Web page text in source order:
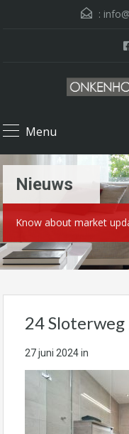
:
Menu
Nieuws
Know about market
24
27 juni 2024in